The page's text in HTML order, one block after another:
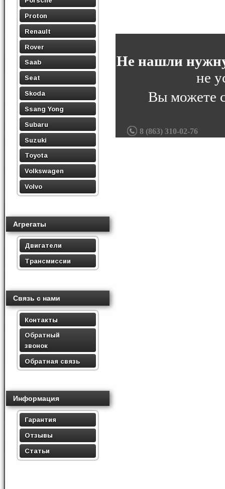
Proton
Renault
Rover
Saab
Seat
Skoda
Ssang Yong
Subaru
Suzuki
Toyota
Volkswagen
Volvo
Агрегаты
Двигатели
Трансмиссии
Связь с нами
Контакты
Обратный
звонок
Обратная связь
Информация
Гарантия
Отзывы
Статьи
Не нашли
не
Вы можете
8 (863) 310-02-76